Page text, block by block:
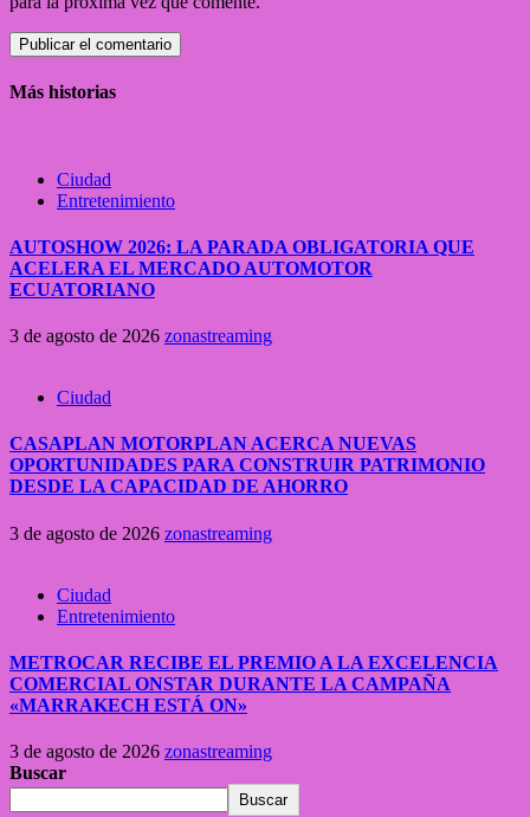
Más historias
Ciudad
Entretenimiento
AUTOSHOW 2026: LA PARADA OBLIGATORIA QUE
ACELERA EL MERCADO AUTOMOTOR
ECUATORIANO
3 de agosto de 2026 zonastreaming
Ciudad
CASAPLAN MOTORPLAN ACERCA NUEVAS
OPORTUNIDADES PARA CONSTRUIR PATRIMONIO
DESDE LA CAPACIDAD DE AHORRO
3 de agosto de 2026 zonastreaming
Ciudad
Entretenimiento
METROCAR RECIBE EL PREMIO A LA EXCELENCIA
COMERCIAL ONSTAR DURANTE LA CAMPAÑA
«MARRAKECH ESTÁ ON»
3 de agosto de 2026 zonastreaming
Buscar
Buscar